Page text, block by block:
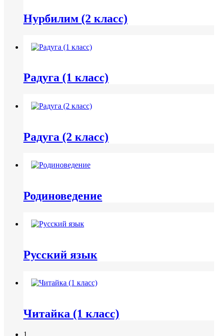
Нурбилим (2 класс)
Радуга (1 класс)
Радуга (2 класс)
Родиноведение
Русский язык
Читайка (1 класс)
1